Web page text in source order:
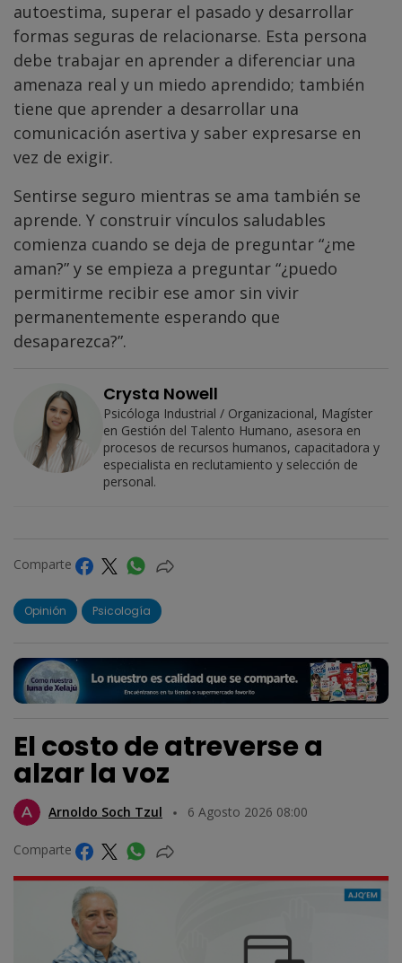
autoestima, superar el pasado y desarrollar
formas seguras de relacionarse. Esta persona
debe trabajar en aprender a diferenciar una
amenaza real y un miedo aprendido; también
tiene que aprender a desarrollar una
comunicación asertiva y saber expresarse en
vez de exigir.
Sentirse seguro mientras se ama también se
aprende. Y construir vínculos saludables
comienza cuando se deja de preguntar “¿me
aman?” y se empieza a preguntar “¿puedo
permitirme recibir ese amor sin vivir
permanentemente esperando que
desaparezca?”.
Crysta Nowell
Psicóloga Industrial / Organizacional, Magíster
en Gestión del Talento Humano, asesora en
procesos de recursos humanos, capacitadora y
especialista en reclutamiento y selección de
personal.
Comparte
Opinión Psicología
El costo de atreverse a
alzar la voz
Arnoldo Soch Tzul 6 Agosto 2026 08:00
Comparte